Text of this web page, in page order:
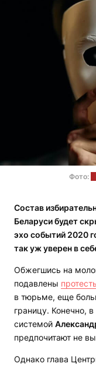
Фото:
Состав
Беларуси будет
эхо событий 2020
так уж уверен в
Обжегшись на
подавлены
в тюрьме, еще
границу. Конечно,
системой
предпочитают не
Однако глава